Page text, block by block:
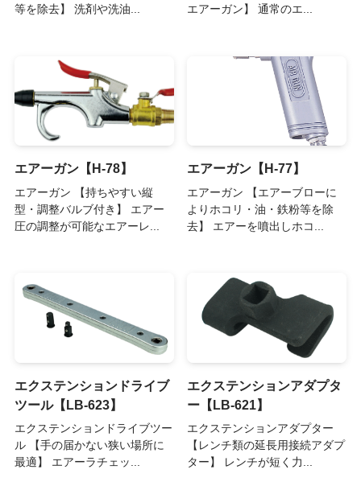
等を除去】 洗剤や洗油...
エアーガン】 通常のエ...
エアーガン【H-78】
エアーガン 【持ちやすい縦
型・調整バルブ付き】 エアー
圧の調整が可能なエアーレ...
エアーガン【H-77】
エアーガン 【エアーブローに
よりホコリ・油・鉄粉等を除
去】 エアーを噴出しホコ...
エクステンションドライブ
ツール【LB-623】
エクステンションドライブツー
ル 【手の届かない狭い場所に
最適】 エアーラチェッ...
エクステンションアダプタ
ー【LB-621】
エクステンションアダプター
【レンチ類の延長用接続アダプ
ター】 レンチが短く力...